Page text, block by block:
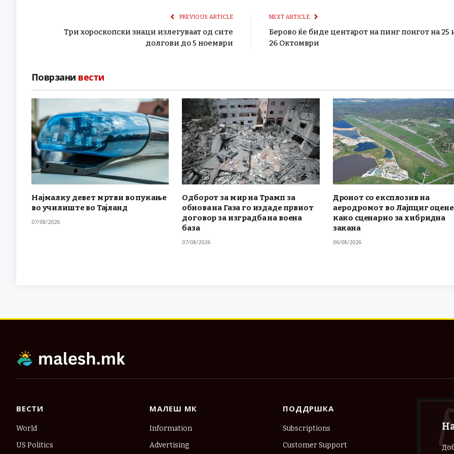
PREVIOUS ARTICLE
Три хороскопски знаци излегуваат од сите
долгови до 5 ноември
NEXT ARTICLE
Берово ќе биде центарот на пинг понгот на 25
26 Октомври
Поврзани вести
Најмалку девет мртви во пукање
во училиште во Тајланд
07/08/2026
Одборот за мир на Трамп за
обнова на Газа го издаде првиот
договор за изградба на воена
база
07/08/2026
Дронот со експлозив на
аеродромот во Лајпциг
како сценарио за хибридна
закана
06/08/2026
ВЕСТИ
World
US Politics
МАЛЕШ МК
Information
Advertising
ПОДДРШКА
Subscriptions
Customer Support